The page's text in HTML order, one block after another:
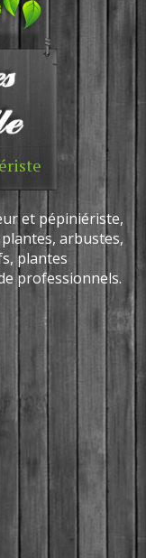
et pépiniériste,
arbustes,
plantes
professionnels.